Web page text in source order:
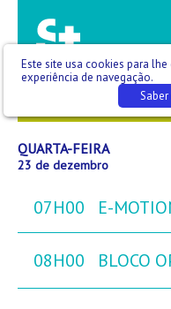
22
QUARTA-FEIRA
23 de dezembro
07H00 E-
08H00 BLOCO
Este site usa cookies para
experiência de navegação.